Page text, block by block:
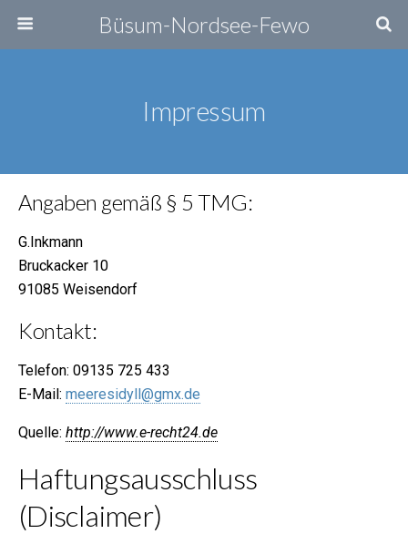
Büsum-Nordsee-Fewo
Impressum
Angaben gemäß § 5 TMG:
G.Inkmann
Bruckacker 10
91085 Weisendorf
Kontakt:
Telefon: 09135 725 433
E-Mail: meeresidyll@gmx.de
Quelle: http://www.e-recht24.de
Haftungsausschluss
(Disclaimer)